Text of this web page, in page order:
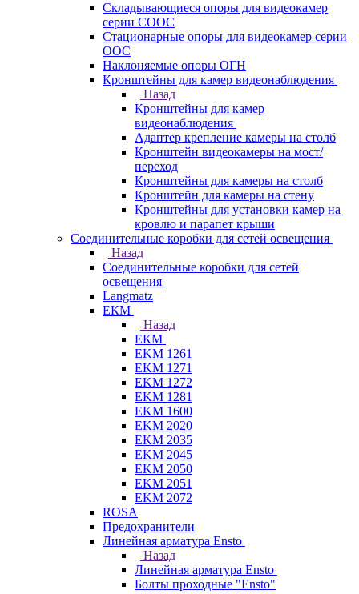
Складывающиеся опоры для видеокамер
серии СООС
Стационарные опоры для видеокамер серии
ООС
Наклоняемые опоры ОГН
Кронштейны для камер видеонаблюдения
Назад
Кронштейны для камер
видеонаблюдения
Адаптер крепление камеры на столб
Кронштейн видеокамеры на мост/
переход
Кронштейны для камеры на столб
Кронштейн для камеры на стену
Кронштейны для установки камер на
кровлю и парапет крыши
Соединительные коробки для сетей освещения
Назад
Соединительные коробки для сетей
освещения
Langmatz
ЕКМ
Назад
ЕКМ
EKM 1261
EKM 1271
EKM 1272
EKM 1281
EKM 1600
EKM 2020
EKM 2035
EKM 2045
EKM 2050
EKM 2051
EKM 2072
ROSA
Предохранители
Линейная арматура Ensto
Назад
Линейная арматура Ensto
Болты проходные "Ensto"